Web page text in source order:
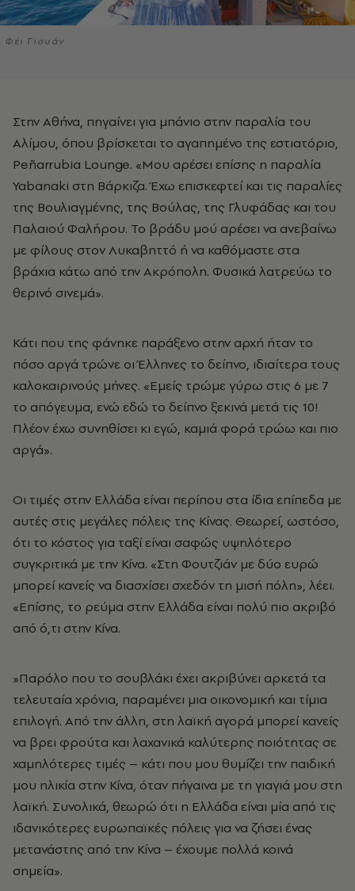
Φέι Γιουάν
Στην Αθήνα, πηγαίνει για μπάνιο στην παραλία του
Αλίμου, όπου βρίσκεται το αγαπημένο της εστιατόριο,
Peñarrubia Lounge. «Μου αρέσει επίσης η παραλία
Yabanaki στη Βάρκιζα. Έχω επισκεφτεί και τις παραλίες
της Βουλιαγμένης, της Βούλας, της Γλυφάδας και του
Παλαιού Φαλήρου. Το βράδυ μού αρέσει να ανεβαίνω
με φίλους στον Λυκαβηττό ή να καθόμαστε στα
βράχια κάτω από την Ακρόπολη. Φυσικά λατρεύω το
θερινό σινεμά».
Κάτι που της φάνηκε παράξενο στην αρχή ήταν το
πόσο αργά τρώνε οι Έλληνες το δείπνο, ιδιαίτερα τους
καλοκαιρινούς μήνες. «Εμείς τρώμε γύρω στις 6 με 7
το απόγευμα, ενώ εδώ το δείπνο ξεκινά μετά τις 10!
Πλέον έχω συνηθίσει κι εγώ, καμιά φορά τρώω και πιο
αργά».
Οι τιμές στην Ελλάδα είναι περίπου στα ίδια επίπεδα με
αυτές στις μεγάλες πόλεις της Κίνας. Θεωρεί, ωστόσο,
ότι το κόστος για ταξί είναι σαφώς υψηλότερο
συγκριτικά με την Κίνα. «Στη Φουτζιάν με δύο ευρώ
μπορεί κανείς να διασχίσει σχεδόν τη μισή πόλη», λέει.
«Επίσης, το ρεύμα στην Ελλάδα είναι πολύ πιο ακριβό
από ό,τι στην Κίνα.
»Παρόλο που το σουβλάκι έχει ακριβύνει αρκετά τα
τελευταία χρόνια, παραμένει μια οικονομική και τίμια
επιλογή. Από την άλλη, στη λαϊκή αγορά μπορεί κανείς
να βρει φρούτα και λαχανικά καλύτερης ποιότητας σε
χαμηλότερες τιμές – κάτι που μου θυμίζει την παιδική
μου ηλικία στην Κίνα, όταν πήγαινα με τη γιαγιά μου στη
λαϊκή. Συνολικά, θεωρώ ότι η Ελλάδα είναι μία από τις
ιδανικότερες ευρωπαϊκές πόλεις για να ζήσει ένας
μετανάστης από την Κίνα – έχουμε πολλά κοινά
σημεία».